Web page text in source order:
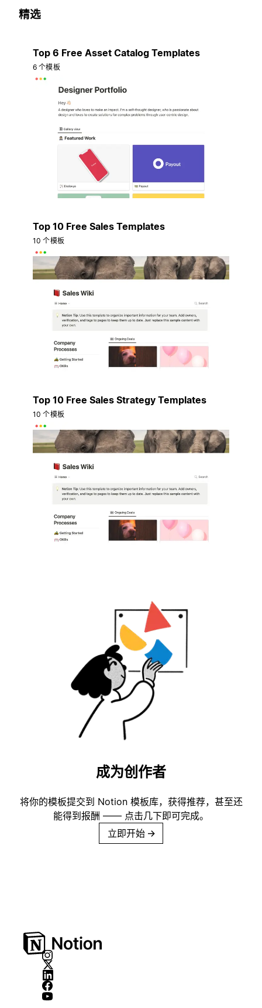
精选
Top 6 Free Asset Catalog Templates
6 个模板
Top 10 Free Sales Templates
10 个模板
Top 10 Free Sales Strategy Templates
10 个模板
成为创作者
将你的模板提交到 Notion 模板库，获得推荐，甚至还
能得到报酬 —— 点击几下即可完成。
立即开始 →